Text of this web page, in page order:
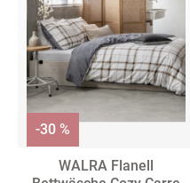
WALRA Flanell
-30 %